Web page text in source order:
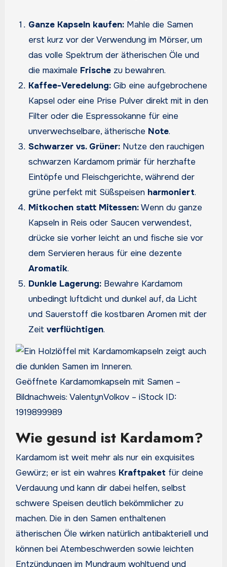
Ganze Kapseln kaufen: Mahle die Samen
erst kurz vor der Verwendung im Mörser, um
das volle Spektrum der ätherischen Öle und
die maximale Frische zu bewahren.
Kaffee-Veredelung: Gib eine aufgebrochene
Kapsel oder eine Prise Pulver direkt mit in den
Filter oder die Espressokanne für eine
unverwechselbare, ätherische Note.
Schwarzer vs. Grüner: Nutze den rauchigen
schwarzen Kardamom primär für herzhafte
Eintöpfe und Fleischgerichte, während der
grüne perfekt mit Süßspeisen harmoniert.
Mitkochen statt Mitessen:Wenn du ganze
Kapseln in Reis oder Saucen verwendest,
drücke sie vorher leicht an und fische sie vor
dem Servieren heraus für eine dezente
Aromatik.
Dunkle Lagerung: Bewahre Kardamom
unbedingt luftdicht und dunkel auf, da Licht
und Sauerstoff die kostbaren Aromen mit der
Zeitverflüchtigen.
Geöffnete Kardamomkapseln mit Samen –
Bildnachweis: ValentynVolkov – iStock ID:
1919899989
Wie gesund ist Kardamom?
Kardamom ist weit mehr als nur ein exquisites
Gewürz; er ist ein wahres Kraftpaket für deine
Verdauung und kann dir dabei helfen, selbst
schwere Speisen deutlich bekömmlicher zu
machen. Die in den Samen enthaltenen
ätherischen Öle wirken natürlich antibakteriell und
können bei Atembeschwerden sowie leichten
Entzündungen im Mundraum wohltuend und